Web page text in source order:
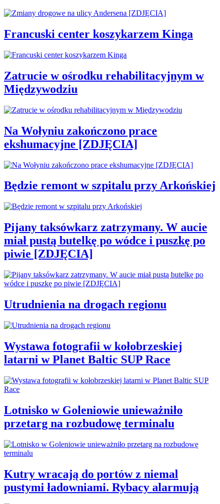
Francuski center koszykarzem Kinga
Zatrucie w ośrodku rehabilitacyjnym w
Międzywodziu
Na Wołyniu zakończono prace
ekshumacyjne [ZDJĘCIA]
Będzie remont w szpitalu przy Arkońskiej
Pijany taksówkarz zatrzymany. W aucie
miał pustą butelkę po wódce i puszkę po
piwie [ZDJĘCIA]
Utrudnienia na drogach regionu
Wystawa fotografii w kołobrzeskiej
latarni w Planet Baltic SUP Race
Lotnisko w Goleniowie unieważniło
przetarg na rozbudowę terminalu
Kutry wracają do portów z niemal
pustymi ładowniami. Rybacy alarmują